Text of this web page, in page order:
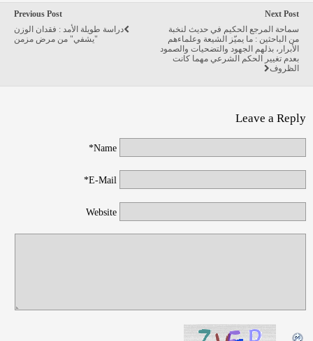
Previous Post
دراسة طويلة الأمد : فقدان الوزن
"يشفي" من مرض مزمن
Next Post
سماحة المرجع الحكيم في حديث لنخبة
من الباحثين : ما يميّز الشيعة وعلماءهم
الأبرار، بذلهم الجهود والتضحيات والصمود
بعدم تغيير الحكم الشرعي مهما كانت
الظروف
Leave a Reply
Name*
E-Mail*
Website